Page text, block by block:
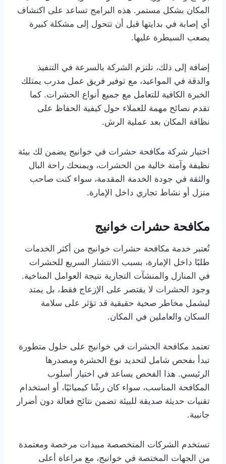
المكان بشكل مستمر. هذه البرامج تساعد على اكتشاف
أي إصابة في بدايتها قبل أن تتحول إلى مشكلة كبيرة
يصعب السيطرة عليها.
إضافة إلى ذلك، تلتزم الشركة بالسرعة في التنفيذ
والدقة في المواعيد، مع توفير فريق عمل مدرب يمتلك
الخبرة الكافية للتعامل مع جميع أنواع الحشرات. كما
تقدم نصائح مهمة للعملاء حول كيفية الحفاظ على
نظافة المكان بعد عملية الرش.
اختيار شركة مكافحة حشرات في خوانيج يضمن لك بيئة
نظيفة وآمنة خالية من الحشرات، ويمنحك راحة البال
والثقة في جودة الخدمة المقدمة، سواء كنت صاحب
منزل أو نشاط تجاري داخل الإمارة.
مكافحة حشرات خوانيج
تُعتبر خدمة مكافحة حشرات خوانيج من أكثر الخدمات
طلبًا داخل الإمارة، بسبب الانتشار السريع للحشرات
في المنازل والمنشآت التجارية نتيجة العوامل المناخية.
وجود الحشرات لا يقتصر على الإزعاج فقط، بل يمتد
ليشمل مخاطر صحية حقيقية قد تؤثر على سلامة
السكان والعاملين في المكان.
تعتمد مكافحة الحشرات في خوانيج على حلول متطورة
تبدأ بفحص شامل لتحديد نوع الحشرة ومصدرها
الرئيسي. هذا الفحص يساعد في اختيار أسلوب
المكافحة المناسب، سواء كان رشًا كيميائيًا، أو استخدام
تقنيات حديثة صديقة للبيئة تضمن نتائج فعالة دون أضرار
جانبية.
تستخدم الشركات المتخصصة مبيدات مرخصة ومعتمدة
من الجهات المختصة في خوانيج، مع مراعاة أعلى